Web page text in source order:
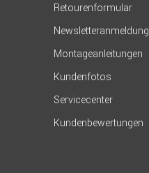
Retourenformular
Newsletteranmeldung
Montageanleitungen
Kundenfotos
Servicecenter
Kundenbewertungen